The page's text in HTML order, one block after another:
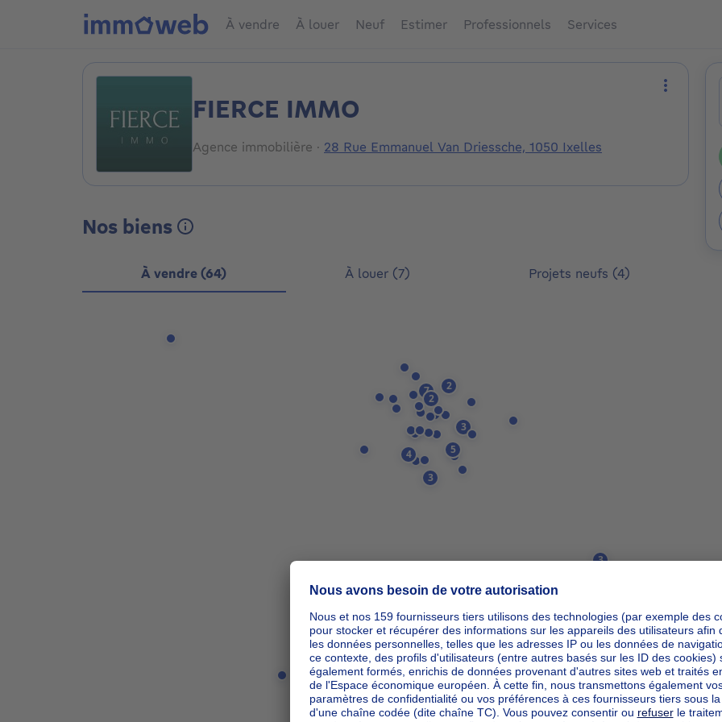
À vendre À louer Neuf Estimer Professionnels Services
FIERCE IMMO
Agence immobilière · 28 Rue Emmanuel Van Driessche, 1050 Ixelles
Plus
Nos biens
À vendre (64) À louer (7) Projets neufs (4)
3
3
3
7
5
4
2
2